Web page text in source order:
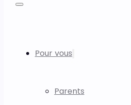
Pour vous
Parents